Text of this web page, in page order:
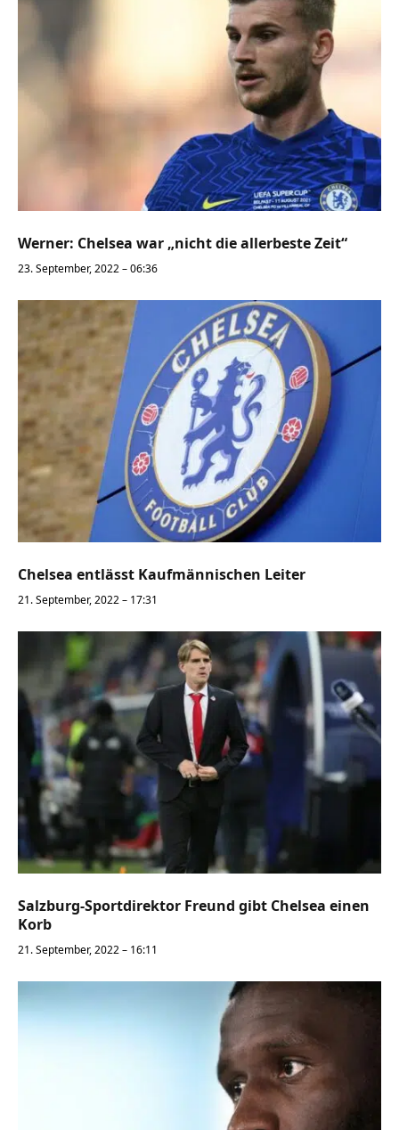
Werner: Chelsea war „nicht die allerbeste Zeit“
23. September, 2022 – 06:36
Chelsea entlässt Kaufmännischen Leiter
21. September, 2022 – 17:31
Salzburg-Sportdirektor Freund gibt Chelsea einen
Korb
21. September, 2022 – 16:11